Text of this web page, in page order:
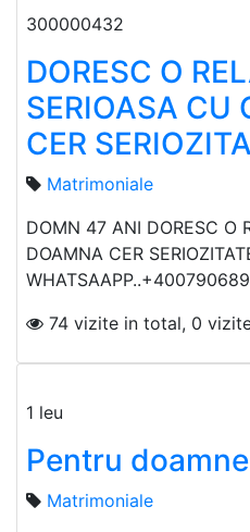
300000432
DORESC O
SERIOASA CU
CER
Matrimoniale
DOMN 47 ANI DORESC O
DOAMNA CER
74 vizite in total, 0
1 leu
Pentru
Matrimoniale